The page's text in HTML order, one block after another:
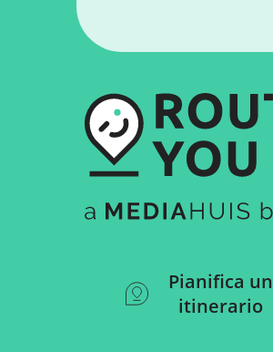
Pianifica un
itinerario